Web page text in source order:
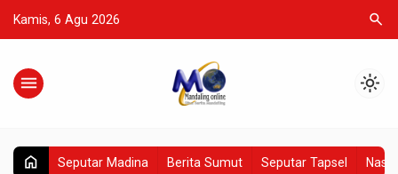
Kamis, 6 Agu 2026 search
menu light_mode
home Seputar Madina Berita Sumut Seputar Tapsel